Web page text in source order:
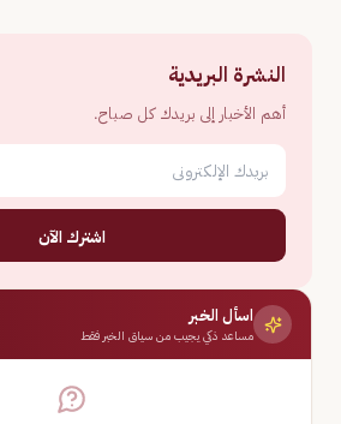
النشرة البريدية
أهم الأخبار إلى بريدك كل صباح.
اشترك الآن
اسأل الخبر
مساعد ذكي يجيب من سياق الخبر فقط